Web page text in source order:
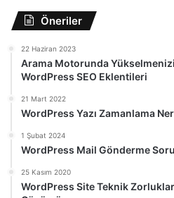
Öneriler
22 Haziran 2023
Arama Motorunda
WordPress SEO Eklentileri
21 Mart 2022
WordPress Yazı Zamanlama
1 Şubat 2024
WordPress Mail Gönderme
25 Kasım 2020
WordPress Site Teknik